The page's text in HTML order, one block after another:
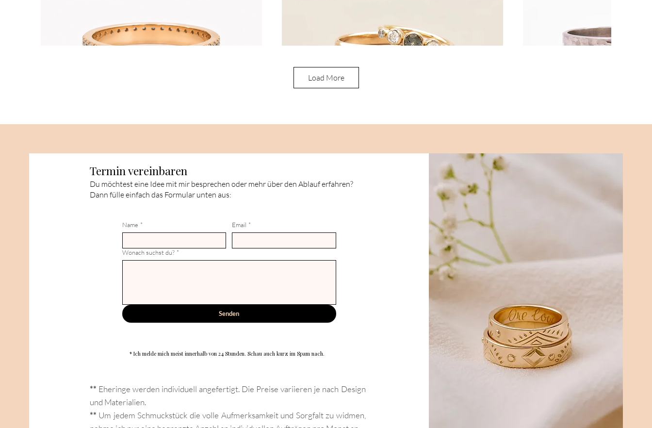
Load More
Termin vereinbaren
Du möchtest eine Idee mit mir besprechen oder mehr über den Ablauf erfahren?
Dann fülle einfach das Formular unten aus:
Name * Email *
Wonach suchst du? *
Senden
* Ich melde mich meist innerhalb von 24 Stunden. Schau auch kurz im Spam nach.
** Eheringe werden individuell angefertigt. Die Preise variieren je nach Design
und Materialien.
** Um jedem Schmuckstück die volle Aufmerksamkeit und Sorgfalt zu widmen,